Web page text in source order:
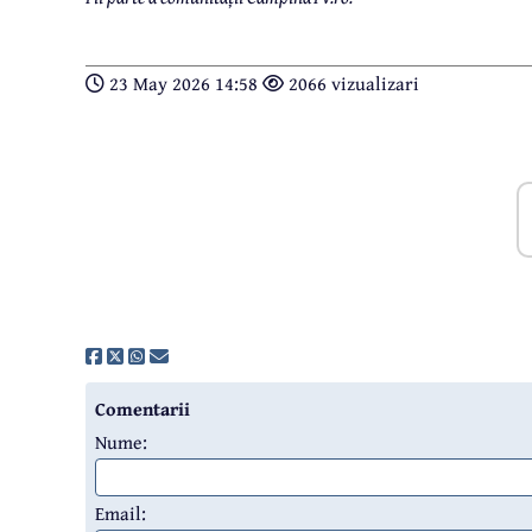
23 May 2026 14:58 2066 vizualizari
Comentarii
Nume:
Email: